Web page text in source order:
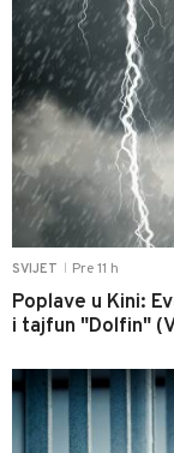
SVIJET Pre 11 h
Poplave u Kini:
i tajfun "Dolfin"